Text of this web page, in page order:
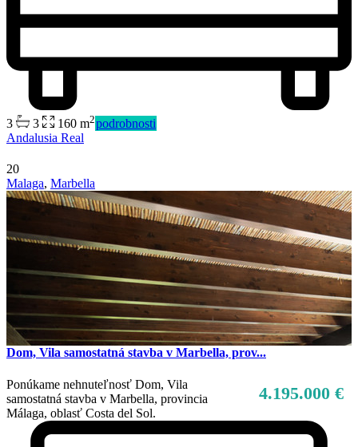
3 3 160 m2podrobnosti
Andalusia Real
20
Malaga, Marbella
Dom, Vila samostatná stavba v Marbella, prov...
4.195.000 €
Ponúkame nehnuteľnosť Dom, Vila
samostatná stavba v Marbella, provincia
Málaga, oblasť Costa del Sol.